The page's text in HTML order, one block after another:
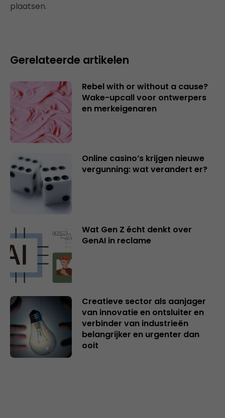
plaatsen.
Gerelateerde artikelen
Rebel with or without a cause?
Wake-upcall voor ontwerpers
en merkeigenaren
Online casino’s krijgen nieuwe
vergunning: wat verandert er?
Wat Gen Z écht denkt over
GenAI in reclame
Creatieve sector als aanjager
van innovatie en ontsluiter en
verbinder van industrieën
belangrijker en urgenter dan
ooit